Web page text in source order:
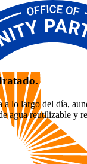
a lo largo del día,
agua reutilizable y